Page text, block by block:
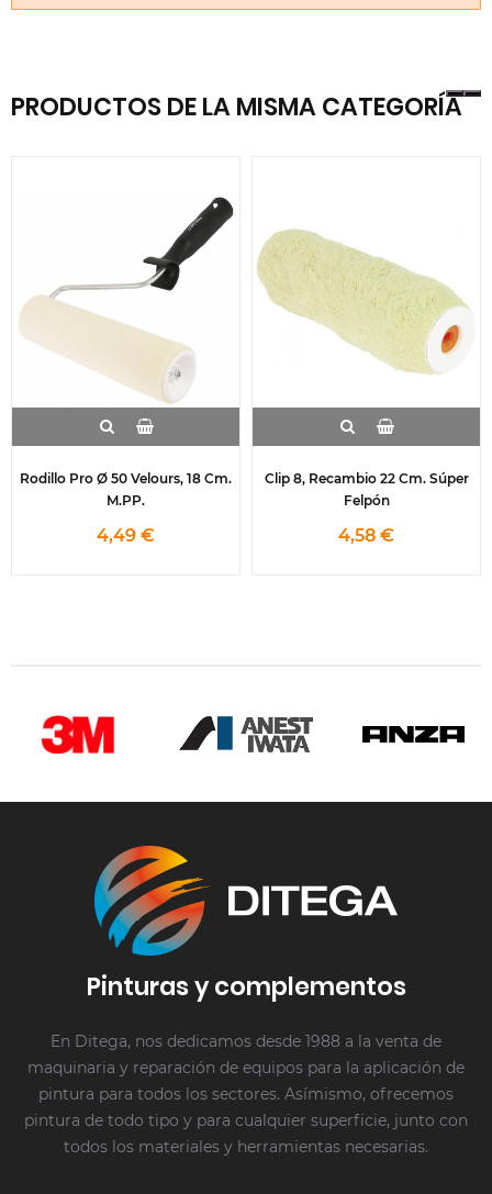
PRODUCTOS DE LA MISMA CATEGORÍA
Rodillo Pro Ø 50 Velours, 18 Cm.
M.PP.
4,49 €
Clip 8, Recambio 22 Cm. Súper
Felpón
4,58 €
Pinturas y complementos
En Ditega, nos dedicamos desde 1988 a la venta de
maquinaria y reparación de equipos para la aplicación de
pintura para todos los sectores. Asímismo, ofrecemos
pintura de todo tipo y para cualquier superficie, junto con
todos los materiales y herramientas necesarias.